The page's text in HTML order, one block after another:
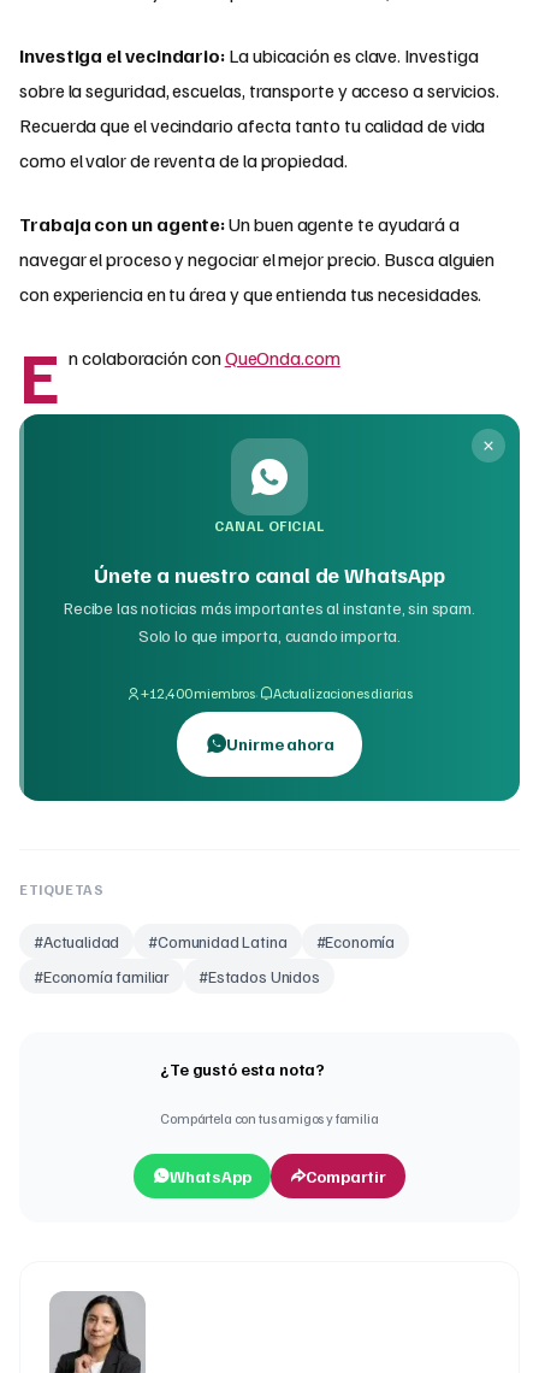
Investiga el vecindario: La ubicación es clave. Investiga
sobre la seguridad, escuelas, transporte y acceso a servicios.
Recuerda que el vecindario afecta tanto tu calidad de vida
como el valor de reventa de la propiedad.
Trabaja con un agente:Un buen agente te ayudará a
navegar el proceso y negociar el mejor precio. Busca alguien
con experiencia en tu área y que entienda tus necesidades.
E n colaboración conQueOnda.com
CANAL OFICIAL
Únete a nuestro canal de WhatsApp
Recibe las noticias más importantes al instante, sin spam.
Solo lo que importa, cuando importa.
+12,400 miembros· Actualizaciones diarias
Unirme ahora
ETIQUETAS
#Actualidad #Comunidad Latina #Economía
#Economía familiar #Estados Unidos
¿Te gustó esta nota?
Compártela con tus amigos y familia
WhatsApp Compartir